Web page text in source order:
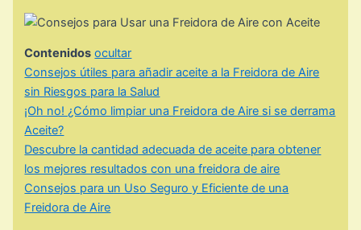
Contenidos ocultar
Consejos útiles para añadir aceite a la Freidora de Aire
sin Riesgos para la Salud
¡Oh no! ¿Cómo limpiar una Freidora de Aire si se derrama
Aceite?
Descubre la cantidad adecuada de aceite para obtener
los mejores resultados con una freidora de aire
Consejos para un Uso Seguro y Eficiente de una
Freidora de Aire